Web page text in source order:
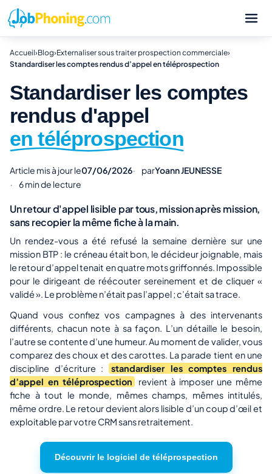
Accueil›Blog›Externaliser sous traiter prospection commerciale›
Standardiser les comptes rendus d’appel en téléprospection
Standardiser les comptes
rendus d'appel
en téléprospection
Article mis à jour le07/06/2026 parYoann JEUNESSE
6 min de lecture
Un retour d'appel lisible par tous, mission après mission,
sans recopier la même fiche à la main.
Un rendez-vous a été refusé la semaine dernière sur une
mission BTP : le créneau était bon, le décideur joignable, mais
le retour d’appel tenait en quatre mots griffonnés. Impossible
pour le dirigeant de réécouter sereinement et de cliquer «
validé ». Le problème n’était pas l’appel ; c’était sa trace.
Quand vous confiez vos campagnes à des intervenants
différents, chacun note à sa façon. L’un détaille le besoin,
l’autre se contente d’une humeur. Au moment de valider, vous
comparez des choux et des carottes. La parade tient en une
discipline d’écriture :
standardiser les comptes rendus
d’appel en téléprospection
revient à imposer une même
fiche à tout le monde, mêmes champs, mêmes intitulés,
même ordre. Le retour devient alors lisible d’un coup d’œil et
exploitable par votre CRM sans retraitement.
Découvrir le logiciel de téléprospection